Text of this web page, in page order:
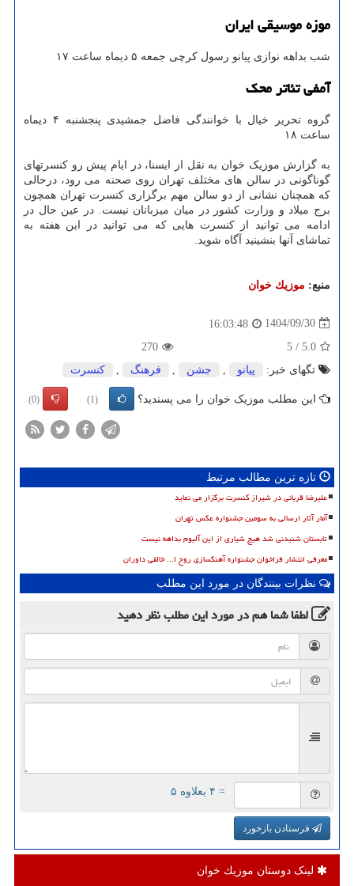
موزه موسیقی ایران
شب بداهه نوازی پیانو رسول کرچی جمعه ۵ دیماه ساعت ۱۷
آمفی تئاتر محک
گروه تحریر خیال با خوانندگی فاضل جمشیدی پنجشنبه ۴ دیماه
ساعت ۱۸
به گزارش موزیک خوان به نقل از ایسنا، در ایام پیش رو کنسرتهای
گوناگونی در سالن های مختلف تهران روی صحنه می رود، درحالی
که همچنان نشانی از دو سالن مهم برگزاری کنسرت تهران همچون
برج میلاد و وزارت کشور در میان میزبانان نیست. در عین حال در
ادامه می توانید از کنسرت هایی که می توانید در این هفته به
تماشای آنها بنشینید آگاه شوید.
منبع: موزیك خوان
1404/09/30
16:03:48
5.0
/
5
270
تگهای خبر:
پیانو , جشن , فرهنگ , كنسرت
این مطلب موزیک خوان را می پسندید؟ (1)
(0)
تازه ترین مطالب مرتبط
علیرضا قربانی در شیراز کنسرت برگزار می نماید
آمار آثار ارسالی به سومین جشنواره عکس تهران
تابستان شنیدنی شد هیچ شیاری از این آلبوم بداهه نیست
معرفی انتشار فراخوان جشنواره آهنگسازی روح ا... خالقی داوران
نظرات بینندگان در مورد این مطلب
لطفا شما همدر مورد این مطلبنظر دهید
= ۴ بعلاوه ۵
فرستادن بازخورد
لینک دوستان موزیك خوان